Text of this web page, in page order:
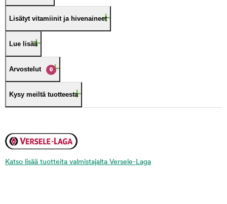
Lisätyt vitamiinit ja hivenaineet
Lue lisää
Arvostelut 0
Kysy meiltä tuotteesta
Katso lisää tuotteita valmistajalta Versele-Laga